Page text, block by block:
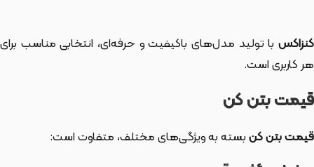
کنزاکس با تولید مدل‌های باکیفیت و حرفه‌ای، انتخابی مناسب برای
هر کاربری است.
قیمت بتن کن
قیمت بتن کنبسته به ویژگی‌های مختلف، متفاوت است: